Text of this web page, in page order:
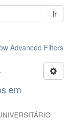
Ir
Advanced Filters
em